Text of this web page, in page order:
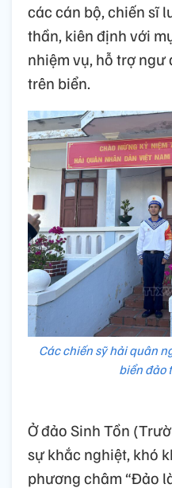
các cán bộ, chiến sĩ
thần, kiên định với
nhiệm vụ, hỗ trợ
trên biển.
Các chiến sỹ hải quân
biển đảo
Ở đảo Sinh Tồn
sự khắc nghiệt, khó
phương châm “Đảo